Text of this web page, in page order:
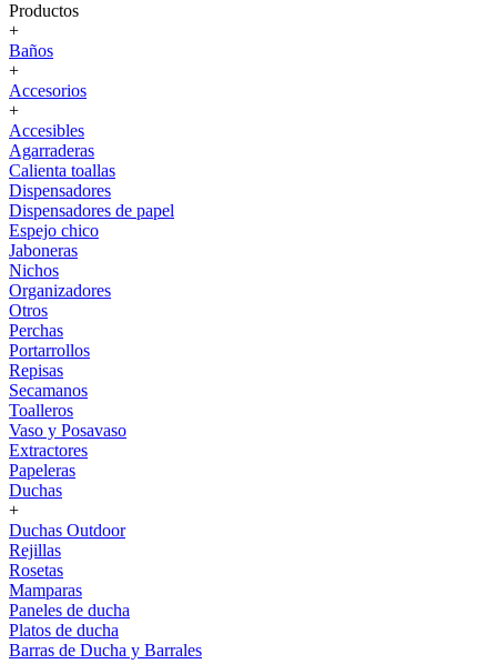
Productos
+
Baños
+
Accesorios
+
Accesibles
Agarraderas
Calienta toallas
Dispensadores
Dispensadores de papel
Espejo chico
Jaboneras
Nichos
Organizadores
Otros
Perchas
Portarrollos
Repisas
Secamanos
Toalleros
Vaso y Posavaso
Extractores
Papeleras
Duchas
+
Duchas Outdoor
Rejillas
Rosetas
Mamparas
Paneles de ducha
Platos de ducha
Barras de Ducha y Barrales